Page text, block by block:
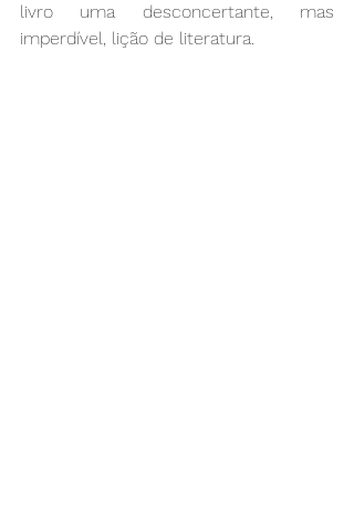
livro uma desconcertante, mas
imperdível, lição de literatura.